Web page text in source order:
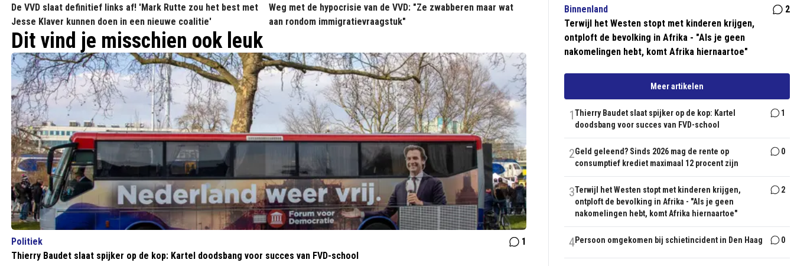
De VVD slaat definitief links af! 'Mark Rutte zou het best met
Jesse Klaver kunnen doen in een nieuwe coalitie'
Weg met de hypocrisie van de VVD: "Ze zwabberen maar wat
aan rondom immigratievraagstuk"
Dit vind je misschien ook leuk
Politiek
1
Thierry Baudet slaat spijker op de kop: Kartel doodsbang voor succes van FVD-school
Binnenland
2
Terwijl het Westen stopt met kinderen krijgen,
ontploft de bevolking in Afrika - "Als je geen
nakomelingen hebt, komt Afrika hiernaartoe"
Meer artikelen
1Thierry Baudet slaat spijker op de kop: Kartel
doodsbang voor succes van FVD-school
1
2Geld geleend? Sinds 2026 mag de rente op
consumptief krediet maximaal 12 procent zijn
0
3Terwijl het Westen stopt met kinderen krijgen,
ontploft de bevolking in Afrika - "Als je geen
nakomelingen hebt, komt Afrika hiernaartoe"
2
4Persoon omgekomen bij schietincident in Den Haag 0